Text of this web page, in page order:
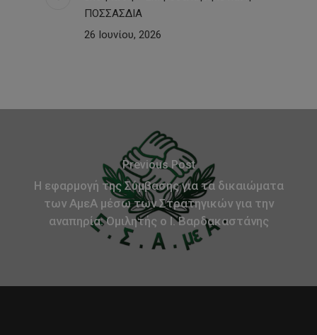
ΠΟΣΣΑΣΔΙΑ
26 Ιουνίου, 2026
Previous Post
Η εφαρμογή της Σύμβασης για τα δικαιώματα
των ΑμεΑ μέσω των Στρατηγικών για την
αναπηρία: Ομιλητής ο Ι. Βαρδακαστάνης